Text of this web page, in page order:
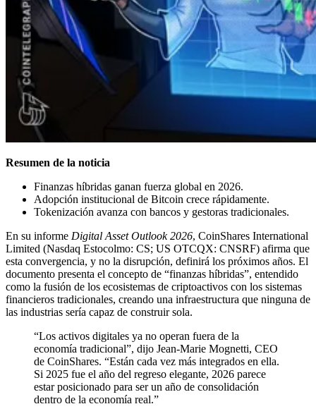
Resumen de la noticia
Finanzas híbridas ganan fuerza global en 2026.
Adopción institucional de Bitcoin crece rápidamente.
Tokenización avanza con bancos y gestoras tradicionales.
En su informe Digital Asset Outlook 2026, CoinShares International
Limited (Nasdaq Estocolmo: CS; US OTCQX: CNSRF) afirma que
esta convergencia, y no la disrupción, definirá los próximos años. El
documento presenta el concepto de “finanzas híbridas”, entendido
como la fusión de los ecosistemas de criptoactivos con los sistemas
financieros tradicionales, creando una infraestructura que ninguna de
las industrias sería capaz de construir sola.
“Los activos digitales ya no operan fuera de la
economía tradicional”, dijo Jean-Marie Mognetti, CEO
de CoinShares. “Están cada vez más integrados en ella.
Si 2025 fue el año del regreso elegante, 2026 parece
estar posicionado para ser un año de consolidación
dentro de la economía real.”